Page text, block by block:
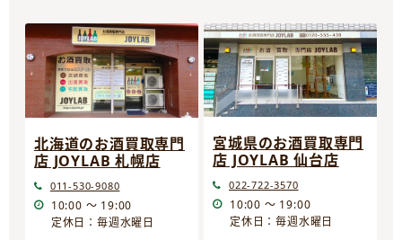
北海道のお酒買取専門
店 JOYLAB 札幌店
011-530-9080
10:00 ～ 19:00
定休日：毎週水曜日
宮城県のお酒買取専門
店 JOYLAB 仙台店
022-722-3570
10:00 ～ 19:00
定休日：毎週水曜日